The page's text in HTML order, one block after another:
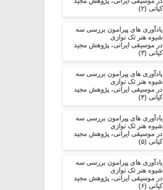
کیانی (۲)
یادآوری های پیرامون بررسی سه
شیوه هنر تک نوازی
در موسیقی ایرانی، پژوهش مجید
کیانی (۳)
یادآوری های پیرامون بررسی سه
شیوه هنر تک نوازی
در موسیقی ایرانی، پژوهش مجید
کیانی (۴)
یادآوری های پیرامون بررسی سه
شیوه هنر تک نوازی
در موسیقی ایرانی، پژوهش مجید
کیانی (۵)
یادآوری های پیرامون بررسی سه
شیوه هنر تک نوازی
در موسیقی ایرانی، پژوهش مجید
کیانی (۶)